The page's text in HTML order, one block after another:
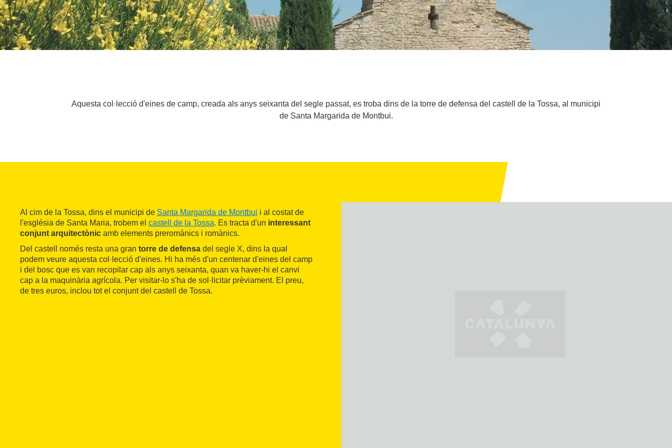
Aquesta col·lecció d'eines de camp, creada als anys seixanta del segle passat, es troba dins de la torre de defensa del castell de la Tossa, al municipi
de Santa Margarida de Montbui.
Al cim de la Tossa, dins el municipi de Santa Margarida de Montbui i al costat de
l'església de Santa Maria, trobem el castell de la Tossa. Es tracta d'un interessant
conjunt arquitectònic amb elements preromànics i romànics.
Del castell només resta una gran torre de defensa del segle X, dins la qual
podem veure aquesta col·lecció d'eines. Hi ha més d'un centenar d'eines del camp
i del bosc que es van recopilar cap als anys seixanta, quan va haver-hi el canvi
cap a la maquinària agrícola. Per visitar-lo s'ha de sol·licitar prèviament. El preu,
de tres euros, inclou tot el conjunt del castell de Tossa.